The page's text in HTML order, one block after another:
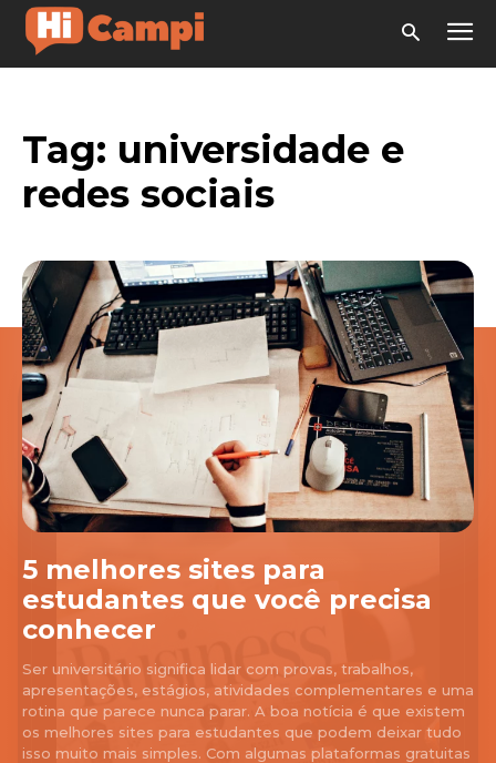
Tag: universidade e
redes sociais
5 melhores sites para
estudantes que você precisa
conhecer
Ser universitário significa lidar com provas, trabalhos,
apresentações, estágios, atividades complementares e uma
rotina que parece nunca parar. A boa notícia é que existem
os melhores sites para estudantes que podem deixar tudo
isso muito mais simples. Com algumas plataformas gratuitas